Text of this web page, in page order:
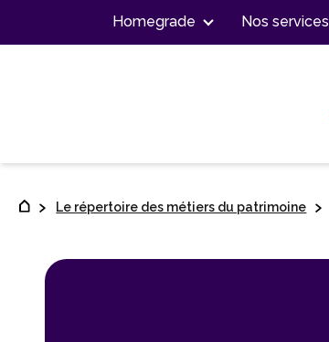
Homegrade Nos services
Le répertoire des métiers du patrimoine